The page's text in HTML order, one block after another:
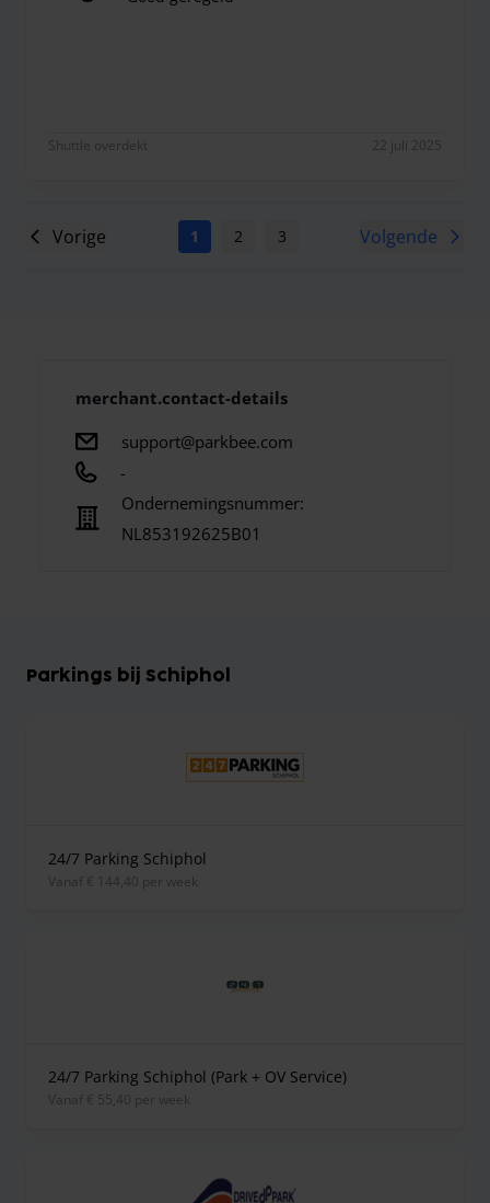
Shuttle overdekt 22 juli 2025
Vorige 1 2 3 Volgende
merchant.contact-details
support@parkbee.com
-
Ondernemingsnummer:
NL853192625B01
Parkings bij Schiphol
24/7 Parking Schiphol
vanaf € 144,40 per week
24/7 Parking Schiphol (Park + OV Service)
vanaf € 55,40 per week